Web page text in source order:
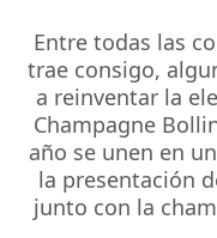
Entre todas las
trae consigo,
a reinventar la
Champagne
año se unen en
la presentación
junto con la